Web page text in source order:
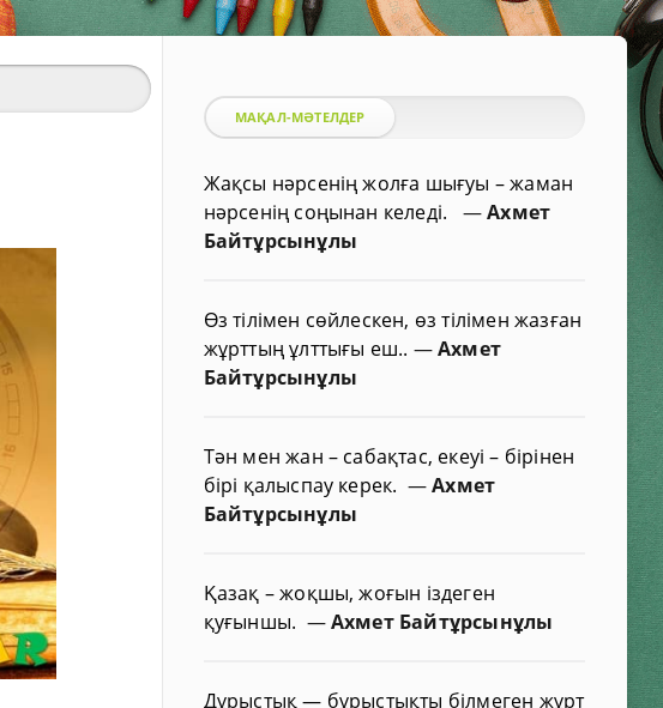
МАҚАЛ-МӘТЕЛДЕР
Жақсы нәрсенің жолға шығуы – жаман
нәрсенің соңынан келеді. —Ахмет
Байтұрсынұлы
Өз тілімен сөйлескен, өз тілімен жазған
жұрттың ұлттығы еш.. —Ахмет
Байтұрсынұлы
Тән мен жан – сабақтас, екеуі – бірінен
бірі қалыспау керек. —Ахмет
Байтұрсынұлы
Қазақ – жоқшы, жоғын іздеген
қуғыншы. —Ахмет Байтұрсынұлы
Дұрыстық — бұрыстықты білмеген жұрт